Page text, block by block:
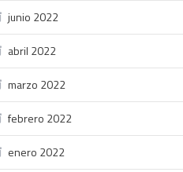
junio 2022
abril 2022
marzo 2022
febrero 2022
enero 2022